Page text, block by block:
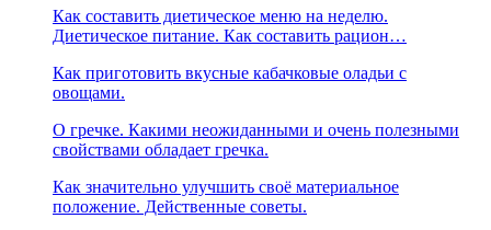
Как составить диетическое меню на неделю.
Диетическое питание. Как составить рацион…
Как приготовить вкусные кабачковые оладьи с
овощами.
О гречке. Какими неожиданными и очень полезными
свойствами обладает гречка.
Как значительно улучшить своё материальное
положение. Действенные советы.